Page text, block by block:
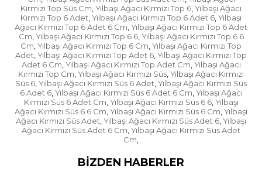
Kırmızı Top Süs Cm, Yılbaşı Ağacı Kırmızı Top 6, Yılbaşı Ağacı
Kırmızı Top 6 Adet, Yılbaşı Ağacı Kırmızı Top 6 Adet 6, Yılbaşı
Ağacı Kırmızı Top 6 Adet 6 Cm, Yılbaşı Ağacı Kırmızı Top 6 Adet
Cm, Yılbaşı Ağacı Kırmızı Top 6 6, Yılbaşı Ağacı Kırmızı Top 6 6
Cm, Yılbaşı Ağacı Kırmızı Top 6 Cm, Yılbaşı Ağacı Kırmızı Top
Adet, Yılbaşı Ağacı Kırmızı Top Adet 6, Yılbaşı Ağacı Kırmızı Top
Adet 6 Cm, Yılbaşı Ağacı Kırmızı Top Adet Cm, Yılbaşı Ağacı
Kırmızı Top Cm, Yılbaşı Ağacı Kırmızı Süs, Yılbaşı Ağacı Kırmızı
Süs 6, Yılbaşı Ağacı Kırmızı Süs 6 Adet, Yılbaşı Ağacı Kırmızı Süs
6 Adet 6, Yılbaşı Ağacı Kırmızı Süs 6 Adet 6 Cm, Yılbaşı Ağacı
Kırmızı Süs 6 Adet Cm, Yılbaşı Ağacı Kırmızı Süs 6 6, Yılbaşı
Ağacı Kırmızı Süs 6 6 Cm, Yılbaşı Ağacı Kırmızı Süs 6 Cm, Yılbaşı
Ağacı Kırmızı Süs Adet, Yılbaşı Ağacı Kırmızı Süs Adet 6, Yılbaşı
Ağacı Kırmızı Süs Adet 6 Cm, Yılbaşı Ağacı Kırmızı Süs Adet
Cm,
BIZDEN HABERLER